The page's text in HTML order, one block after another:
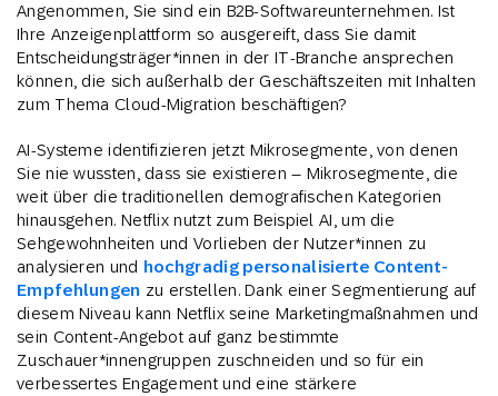
Angenommen, Sie sind ein B2B-Softwareunternehmen. Ist
Ihre Anzeigenplattform so ausgereift, dass Sie damit
Entscheidungsträger*innen in der IT-Branche ansprechen
können, die sich außerhalb der Geschäftszeiten mit Inhalten
zum Thema Cloud-Migration beschäftigen?
AI-Systeme identifizieren jetzt Mikrosegmente, von denen
Sie nie wussten, dass sie existieren – Mikrosegmente, die
weit über die traditionellen demografischen Kategorien
hinausgehen. Netflix nutzt zum Beispiel AI, um die
Sehgewohnheiten und Vorlieben der Nutzer*innen zu
analysieren und hochgradig personalisierte Content-
Empfehlungen zu erstellen. Dank einer Segmentierung auf
diesem Niveau kann Netflix seine Marketingmaßnahmen und
sein Content-Angebot auf ganz bestimmte
Zuschauer*innengruppen zuschneiden und so für ein
verbessertes Engagement und eine stärkere